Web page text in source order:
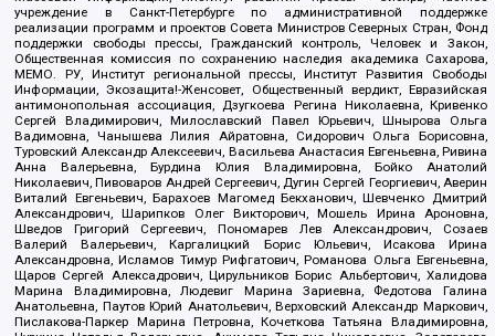
учреждение в Санкт-Петербурге по административной поддержке
реализации программ и проектов Совета Министров Северных Стран, Фонд
поддержки свободы прессы, Гражданский контроль, Человек и Закон,
Общественная комиссия по сохранению наследия академика Сахарова,
МЕМО. РУ, Институт региональной прессы, Институт Развития Свободы
Информации, Экозащита!-Женсовет, Общественный вердикт, Евразийская
антимонопольная ассоциация, Дзугкоева Регина Николаевна, Кривенко
Сергей Владимирович, Милославский Павел Юрьевич, Шнырова Ольга
Вадимовна, Чанышева Лилия Айратовна, Сидорович Ольга Борисовна,
Туровский Александр Алексеевич, Васильева Анастасия Евгеньевна, Ривина
Анна Валерьевна, Бурдина Юлия Владимировна, Бойко Анатолий
Николаевич, Пивоваров Андрей Сергеевич, Дугин Сергей Георгиевич, Аверин
Виталий Евгеньевич, Барахоев Магомед Бекханович, Шевченко Дмитрий
Александрович, Шарипков Олег Викторович, Мошель Ирина Ароновна,
Шведов Григорий Сергеевич, Пономарев Лев Александрович, Созаев
Валерий Валерьевич, Каргалицкий Борис Юльевич, Исакова Ирина
Александровна, Исламов Тимур Рифгатович, Романова Ольга Евгеньевна,
Щаров Сергей Алексадрович, Цирульников Борис Альбертович, Халидова
Марина Владимировна, Людевиг Марина Зариевна, Федотова Галина
Анатольевна, Паутов Юрий Анатольевич, Верховский Александр Маркович,
Пислакова-Паркер Марина Петровна, Кочеткова Татьяна Владимировна,